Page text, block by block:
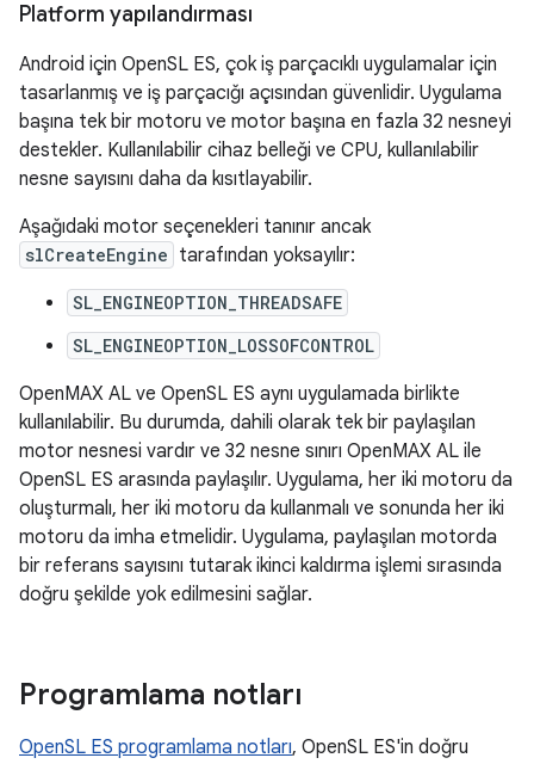
Platform yapılandırması
Android için OpenSL ES, çok iş parçacıklı uygulamalar için
tasarlanmış ve iş parçacığı açısından güvenlidir. Uygulama
başına tek bir motoru ve motor başına en fazla 32 nesneyi
destekler. Kullanılabilir cihaz belleği ve CPU, kullanılabilir
nesne sayısını daha da kısıtlayabilir.
Aşağıdaki motor seçenekleri tanınır ancak
slCreateEngine tarafından yoksayılır:
SL_ENGINEOPTION_THREADSAFE
SL_ENGINEOPTION_LOSSOFCONTROL
OpenMAX AL ve OpenSL ES aynı uygulamada birlikte
kullanılabilir. Bu durumda, dahili olarak tek bir paylaşılan
motor nesnesi vardır ve 32 nesne sınırı OpenMAX AL ile
OpenSL ES arasında paylaşılır. Uygulama, her iki motoru da
oluşturmalı, her iki motoru da kullanmalı ve sonunda her iki
motoru da imha etmelidir. Uygulama, paylaşılan motorda
bir referans sayısını tutarak ikinci kaldırma işlemi sırasında
doğru şekilde yok edilmesini sağlar.
Programlama notları
OpenSL ES programlama notları, OpenSL ES'in doğru